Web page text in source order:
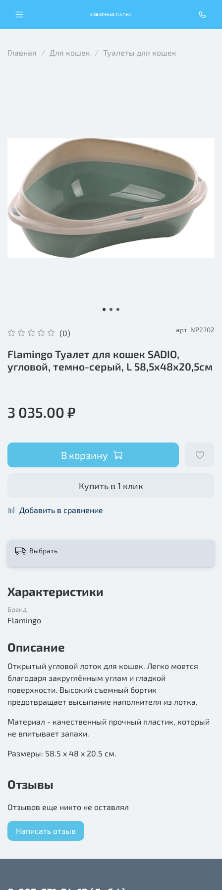
СЕВЕРНЫЕ ЛАПКИ
Главная Для кошек Туалеты для кошек
(0) арт. NP2702
Flamingo Туалет для кошек SADIO,
угловой, темно-серый, L 58,5x48x20,5см
3 035.00 ₽
В корзину
Купить в 1 клик
Добавить в сравнение
Выбрать
Характеристики
Бренд
Flamingo
Описание
Открытый угловой лоток для кошек. Легко моется
благодаря закруглённым углам и гладкой
поверхности. Высокий съемный бортик
предотвращает высыпание наполнителя из лотка.
Материал - качественный прочный пластик, который
не впитывает запахи.
Размеры: 58.5 x 48 x 20.5 см.
Отзывы
Отзывов еще никто не оставлял
Написать отзыв